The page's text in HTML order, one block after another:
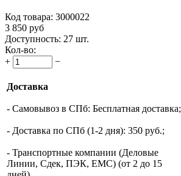
Код товара: 3000022
3 850 руб
Доступность: 27 шт.
Кол-во:
+
−
Доставка
- Самовывоз в СПб: Бесплатная доставка;
- Доставка по СПб (1-2 дня): 350 руб.;
- Транспортные компании (Деловые
Линии, Сдек, ПЭК, ЕМС) (от 2 до 15